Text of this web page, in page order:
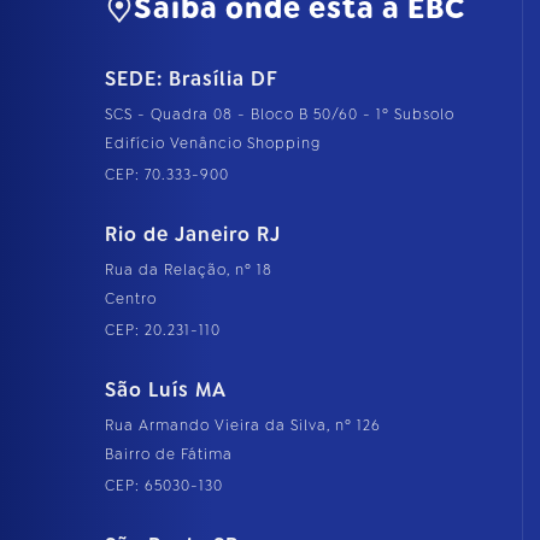
Saiba onde está a EBC
SEDE: Brasília DF
SCS - Quadra 08 - Bloco B 50/60 - 1º Subsolo
Edifício Venâncio Shopping
CEP: 70.333-900
Rio de Janeiro RJ
Rua da Relação, nº 18
Centro
CEP: 20.231-110
São Luís MA
Rua Armando Vieira da Silva, nº 126
Bairro de Fátima
CEP: 65030-130